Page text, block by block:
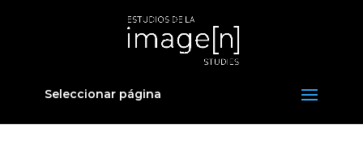
Seleccionar página